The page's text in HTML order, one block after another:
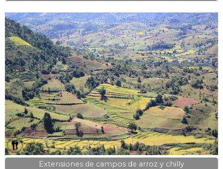
Extensiones de campos de arroz y chilly